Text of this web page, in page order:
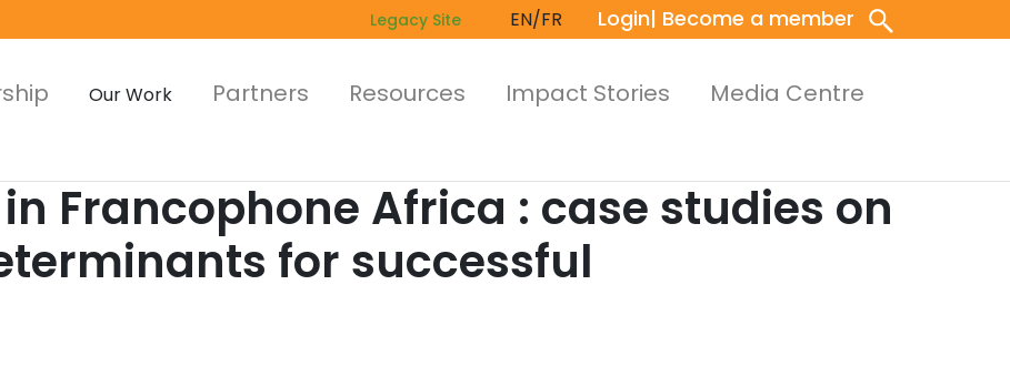
Legacy Site EN/FR Login| Become a member
Our Work Partners Resources Impact Stories
Media Centre
in Francophone Africa : case studies on
for successful